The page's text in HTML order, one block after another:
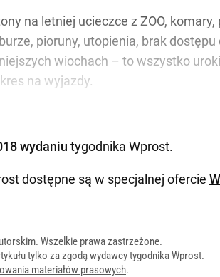
na letniej ucieczce z ZOO,
pioruny, utopienia, brak
wiochach – to wszystko
na wyjazdy.
wydaniu tygodnika Wprost.
dostępne są w specjalnej ofercie
Wszelkie prawa zastrzeżone.
tylko za zgodą wydawcy tygodnika Wprost.
materiałów prasowych.